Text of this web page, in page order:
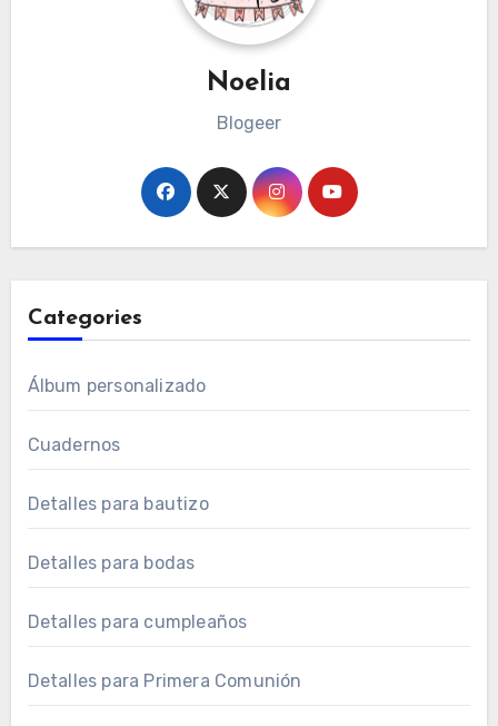
Noelia
Blogeer
Categories
Álbum personalizado
Cuadernos
Detalles para bautizo
Detalles para bodas
Detalles para cumpleaños
Detalles para Primera Comunión